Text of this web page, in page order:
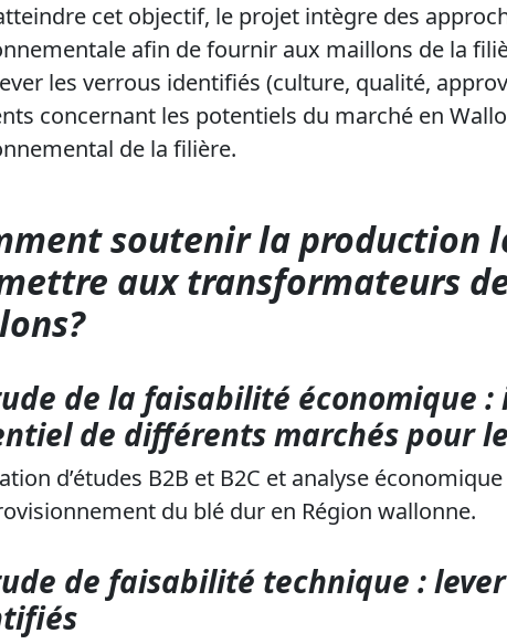
cet objectif, le projet intègre des
afin de fournir aux maillons de la
les verrous identifiés (culture, qualité,
concernant les potentiels du marché en
de la filière.
soutenir la production
aux transformateurs
de la faisabilité économique
de différents marchés pour
d’études B2B et B2C et analyse
du blé dur en Région wallonne.
de faisabilité technique :